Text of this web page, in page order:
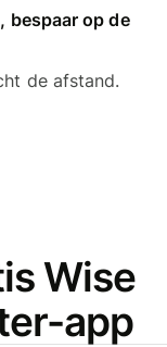
bespaar op de
de afstand.
Wise
app